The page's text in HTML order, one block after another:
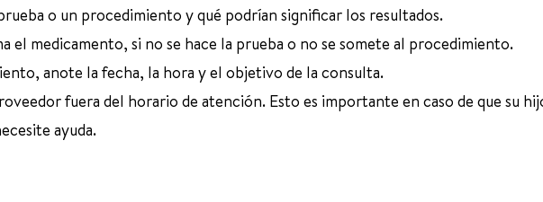
o un procedimiento y qué podrían significar los resultados.
el medicamento, si no se hace la prueba o no se somete al procedimiento.
anote la fecha, la hora y el objetivo de la consulta.
fuera del horario de atención. Esto es importante en caso de que su
ayuda.